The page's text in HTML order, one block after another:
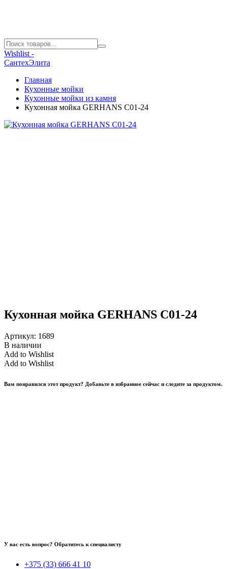
Wishlist -
СантехЭлита
Главная
Кухонные мойки
Кухонные мойки из камня
Кухонная мойка GERHANS C01-24
Кухонная мойка GERHANS C01-24
Артикул: 1689
В наличии
Add to Wishlist
Add to Wishlist
Вам понравился этот продукт? Добавьте в избранное сейчас и следите за продуктом.
У вас есть вопрос? Обратитесь к специалисту
+375 (33) 666 41 10